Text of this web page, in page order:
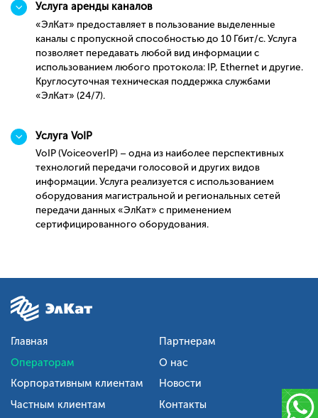
Услуга аренды каналов
«ЭлКат» предоставляет в пользование выделенные
каналы с пропускной способностью до 10 Гбит/с. Услуга
позволяет передавать любой вид информации с
использованием любого протокола: IP, Ethernet и другие.
Круглосуточная техническая поддержка службами
«ЭлКат» (24/7).
Услуга VoIP
VoIP (VoiceoverIP) – одна из наиболее перспективных
технологий передачи голосовой и других видов
информации. Услуга реализуется с использованием
оборудования магистральной и региональных сетей
передачи данных «ЭлКат» с применением
сертифицированного оборудования.
Главная
Операторам
Корпоративным клиентам
Частным клиентам
Партнерам
О нас
Новости
Контакты